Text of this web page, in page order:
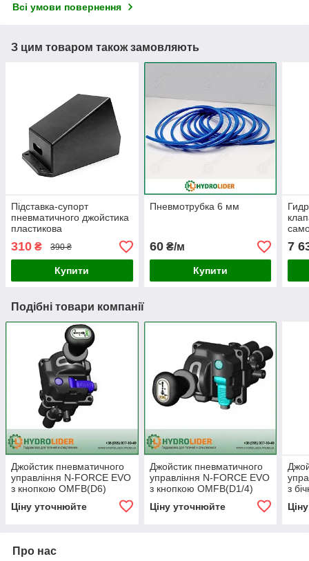
Всі умови повернення
З цим товаром також замовляють
Підставка-супорт
пневматичного джойстика
пластикова
310 ₴ 390 ₴
Купити
Пневмотрубка 6 мм
60₴/м
Купити
7
Подібні товари компанії
Джойстик пневматичного
управління N-FORCE EVO
з кнопкою OMFB(D6)
Ціну уточнюйте
Джойстик пневматичного
управління N-FORCE EVO
з кнопкою OMFB(D1/4)
Ціну уточнюйте
з
Про нас